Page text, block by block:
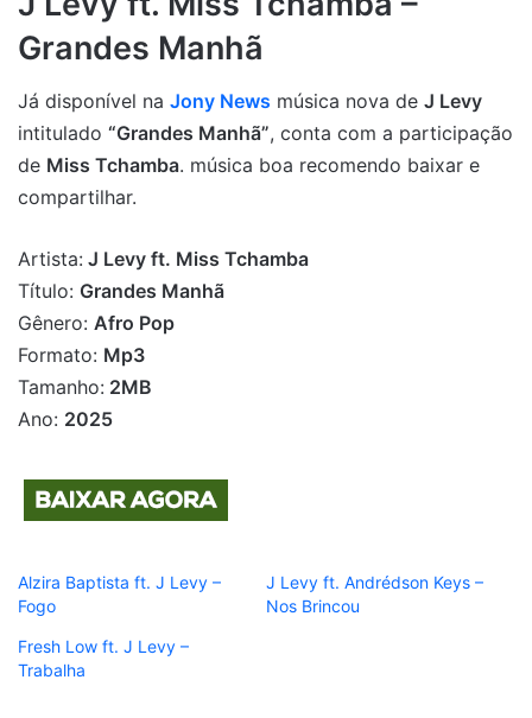
Grandes Manhã
Já disponível na Jony News música nova de J Levy
intitulado “Grandes Manhã”, conta com a participação
de Miss Tchamba. música boa recomendo baixar e
compartilhar.
Artista: J Levy ft. Miss Tchamba
Título: Grandes Manhã
Gênero: Afro Pop
Formato: Mp3
Tamanho: 2MB
Ano: 2025
Alzira Baptista ft. J Levy –
Fogo
J Levy ft. Andrédson Keys –
Nos Brincou
Fresh Low ft. J Levy –
Trabalha